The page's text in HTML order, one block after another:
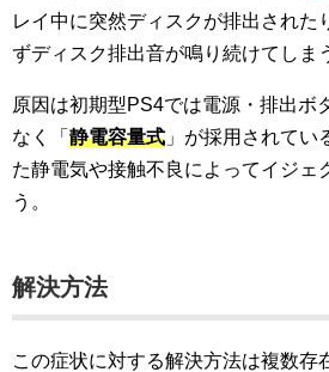
レイ中に突然ディスクが排出された
ずディスク排出音が鳴り続けてしま
原因は初期型PS4では電源・排出ボ
なく「 静電容量式 」が採用されてい
た静電気や接触不良によってイジェ
う。
解決方法
この症状に対する解決方法は複数存